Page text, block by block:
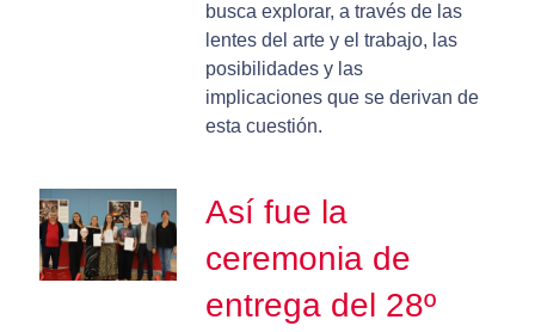
busca explorar, a través de las
lentes del arte y el trabajo, las
posibilidades y las
implicaciones que se derivan de
esta cuestión.
Así fue la
ceremonia de
entrega del 28º